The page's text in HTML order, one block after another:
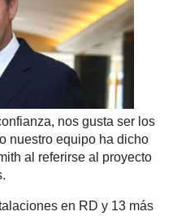
nos gusta ser los
nuestro equipo ha dicho
al referirse al proyecto
en RD y 13 más